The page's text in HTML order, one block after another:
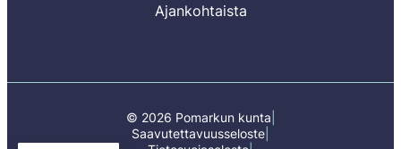
Ajankohtaista
© 2026 Pomarkun kunta
Saavutettavuusseloste